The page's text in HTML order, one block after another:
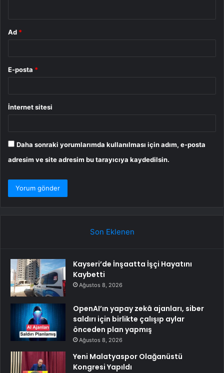
Ad *
E-posta *
İnternet sitesi
Daha sonraki yorumlarımda kullanılması için adım, e-posta
adresim ve site adresim bu tarayıcıya kaydedilsin.
Son Eklenen
Kayseri’de İnşaatta İşçi Hayatını
Kaybetti
Ağustos 8, 2026
OpenAI’ın yapay zekâ ajanları, siber
saldırı için birlikte çalışıp aylar
önceden plan yapmış
Ağustos 8, 2026
Yeni Malatyaspor Olağanüstü
Kongresi Yapıldı